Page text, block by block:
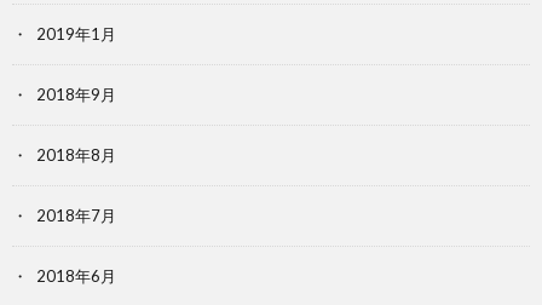
2019年1月
2018年9月
2018年8月
2018年7月
2018年6月